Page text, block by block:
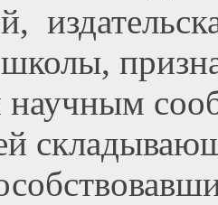
научным